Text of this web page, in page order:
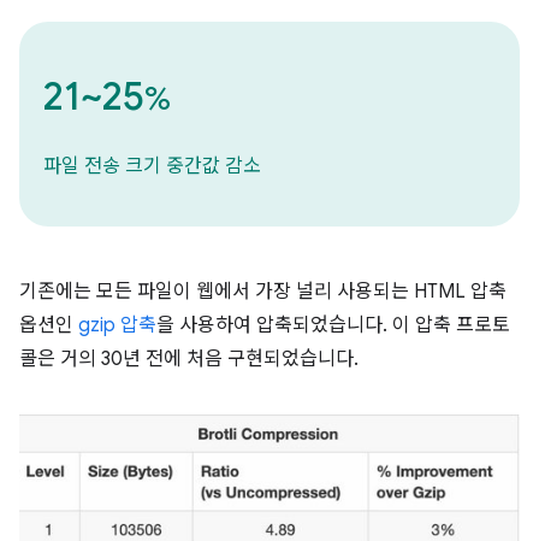
21~25%
파일 전송 크기 중간값 감소
기존에는 모든 파일이 웹에서 가장 널리 사용되는 HTML 압축
옵션인 gzip 압축을 사용하여 압축되었습니다. 이 압축 프로토
콜은 거의 30년 전에 처음 구현되었습니다.